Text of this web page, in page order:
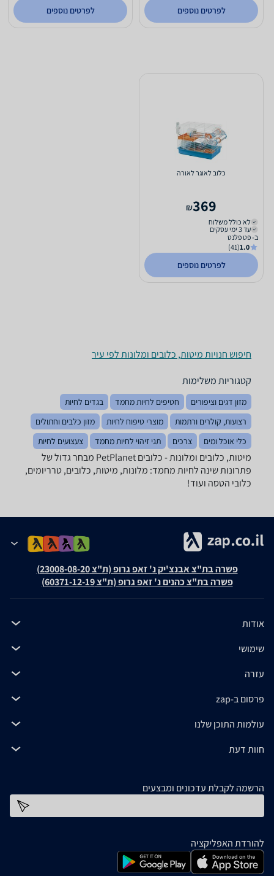
לפרטים נוספים לפרטים נוספים
כלוב לאוגר לאורה
369
₪
לא כולל משלוח
עד 3 ימי עסקים
ב- פט פלנט
1.0
(41)
לפרטים נוספים
חיפוש חנויות מיטות, כלובים ומלונות לפי עיר
קטגוריות משלימות
מזון דגים וציפורים חטיפים לחיות מחמד
בגדים לחיות
רצועות, קולרים ורתמות
מוצרי טיפוח לחיות
מזון כלבים וחתולים
כלי אוכל ומים
צרכים תגי זיהוי לחיות מחמד צעצועים לחיות
מיטות, כלובים ומלונות - ‏כלובים ‏PetPlanet מבחר גדול של
פתרונות שינה לחיות מחמד: מלונות, מיטות, כלובים, טרריומים,
כלובי הטסה ועוד!
פשרה בת"צ אבנצ'יק נ' זאפ גרופ (ת"צ 23008-08-20)
פשרה בת"צ כהנים נ' זאפ גרופ (ת"צ 60371-12-19)
אודות
שימושי
עזרה
פרסום ב-zap
עולמות התוכן שלנו
חוות דעת
הרשמה לקבלת עדכונים ומבצעים
להורדת האפליקציה